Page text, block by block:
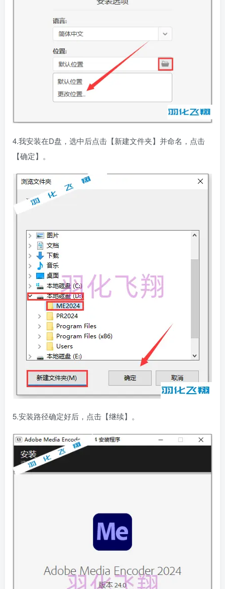
4.我安装在D盘，选中后点击【新建文件夹】并命名，点击
【确定】。
5.安装路径确定好后，点击【继续】。